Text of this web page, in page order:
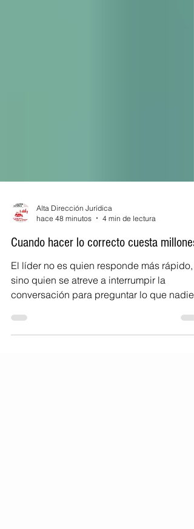
hace 48 minutos
4 min de lectura
Cuando hacer lo correcto cuesta millones
El líder no es quien responde más rápido,
sino quien se atreve a interrumpir la
conversación para preguntar lo que nadie